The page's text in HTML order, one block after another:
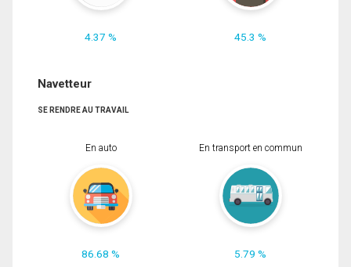
4.37 % 45.3 %
Navetteur
SE RENDRE AU TRAVAIL
En auto
86.68 %
En transport en commun
5.79 %